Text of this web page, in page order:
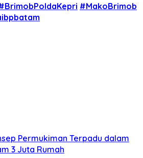
#MakoBrimob
Permukiman Terpadu dalam
3 Juta Rumah